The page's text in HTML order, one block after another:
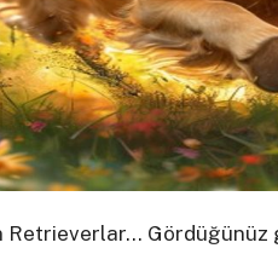
Retrieverlar… Gördüğünüz